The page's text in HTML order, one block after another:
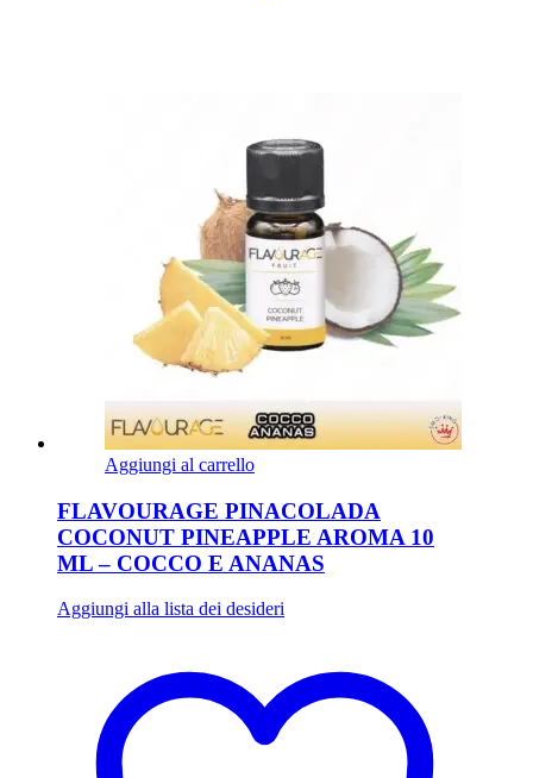
Aggiungi al carrello
FLAVOURAGE PINACOLADA
COCONUT PINEAPPLE AROMA 10
ML – COCCO E ANANAS
Aggiungi alla lista dei desideri